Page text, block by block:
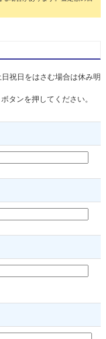
祝日をはさむ場合は休み明
タンを押してください。